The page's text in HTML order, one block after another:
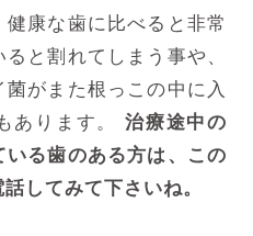
康な歯に比べると非常
と割れてしまう事や、
がまた根っこの中に入
あります。
治療途中の
る歯のある方は、この
してみて下さいね。